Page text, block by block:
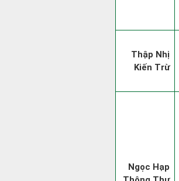
Thập Nhị
Kiến Trừ
Ngọc Hạp